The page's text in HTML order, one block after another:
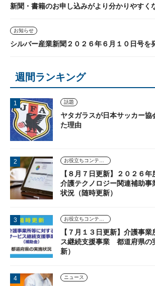
新聞・書籍のお申し込みがより分かりやすく
お知らせ
シルバー産業新聞２０２６年６月１０日号を
週間ランキング
話題
ヤタガラスが日本サッカー協
た理由
お役立ちコンテンツ
【８月７日更新】２０２６
介護テクノロジー関連補助
状況（随時更新）
お役立ちコンテンツ
【７月１３日更新】介護事
ス継続支援事業 都道府県の
新）
ニュース